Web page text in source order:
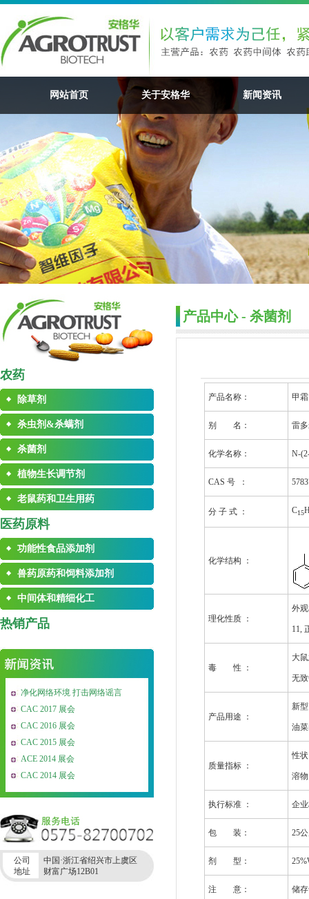
网站首页 关于安格华 新闻资讯
农药
除草剂
杀虫剂&杀螨剂
杀菌剂
植物生长调节剂
老鼠药和卫生用药
医药原料
功能性食品添加剂
兽药原药和饲料添加剂
中间体和精细化工
热销产品
净化网络环境 打击网络谣言
CAC 2017 展会
CAC 2016 展会
CAC 2015 展会
ACE 2014 展会
CAC 2014 展会
公司
地址
中国·浙江省绍兴市上虞区
财富广场12B01
产品中心 - 杀菌剂
产品名称： 甲
别 名： 雷
化学名称： N-
CAS 号 ：
分 子 式 ： C15
化学结构 ：
理化性质 ：
外
11,
毒 性 ：
大
无
产品用途 ：
新
油
质量指标 ：
性
溶
执行标准 ： 企
包 装： 25
剂 型：
注 意： 储